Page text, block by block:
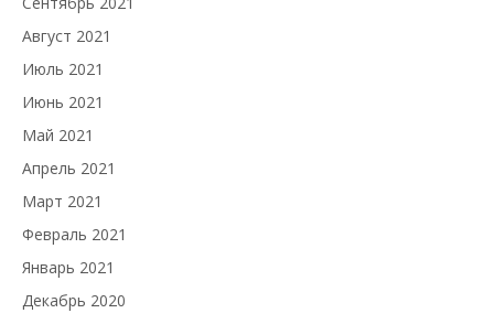
Август 2021
Июль 2021
Июнь 2021
Май 2021
Апрель 2021
Март 2021
Февраль 2021
Январь 2021
Декабрь 2020